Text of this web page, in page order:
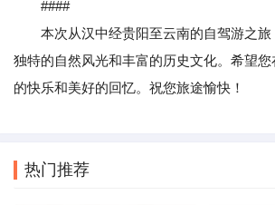
####
本次从汉中经贵阳至云南的自驾游之旅
独特的自然风光和丰富的历史文化。希望
的快乐和美好的回忆。祝您旅途愉快！
热门推荐